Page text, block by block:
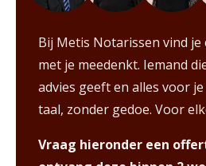
Bij Metis Notarissen vind je
met je meedenkt. Iemand
advies geeft en alles voor
taal, zonder gedoe. Voor
Vraag hieronder een